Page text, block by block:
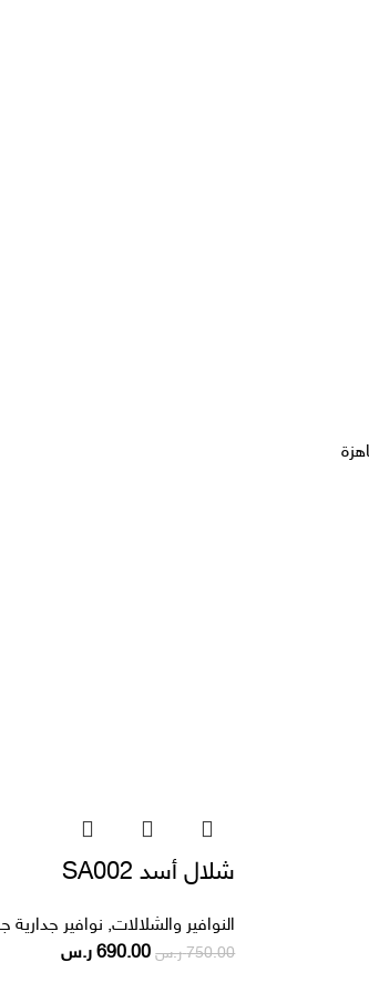
شلال أسد SA002
النوافير والشلالات, نوافير جدارية
750.00 ر.س 690.00 ر.س